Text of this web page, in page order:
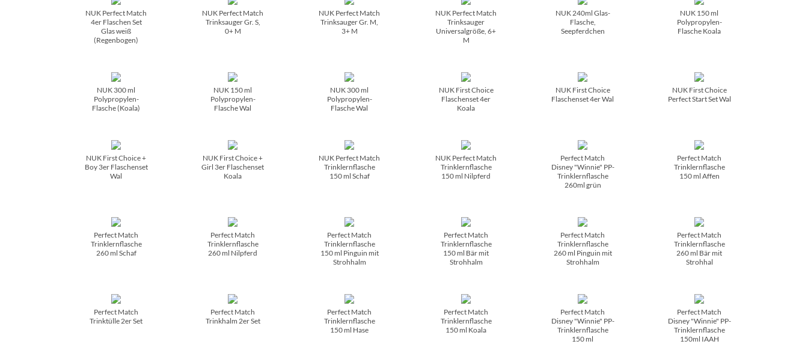
NUK Perfect Match
4er Flaschen Set
Glas weiß
(Regenbogen)
NUK Perfect Match
Trinksauger Gr. S,
0+ M
NUK Perfect Match
Trinksauger Gr. M,
3+ M
NUK Perfect Match
Trinksauger
Universalgröße, 6+
M
NUK 240ml Glas-
Flasche,
Seepferdchen
NUK 150 ml
Polypropylen-
Flasche Koala
NUK 300 ml
Polypropylen-
Flasche (Koala)
NUK 150 ml
Polypropylen-
Flasche Wal
NUK 300 ml
Polypropylen-
Flasche Wal
NUK First Choice
Flaschenset 4er
Koala
NUK First Choice
Flaschenset 4er Wal
NUK First Choice
Perfect Start Set Wal
NUK First Choice +
Boy 3er Flaschenset
Wal
NUK First Choice +
Girl 3er Flaschenset
Koala
NUK Perfect Match
Trinklernflasche
150 ml Schaf
NUK Perfect Match
Trinklernflasche
150 ml Nilpferd
Perfect Match
Disney "Winnie" PP-
Trinklernflasche
260ml grün
Perfect Match
Trinklernflasche
150 ml Affen
Perfect Match
Trinklernflasche
260 ml Schaf
Perfect Match
Trinklernflasche
260 ml Nilpferd
Perfect Match
Trinklernflasche
150 ml Pinguin mit
Strohhalm
Perfect Match
Trinklernflasche
150 ml Bär mit
Strohhalm
Perfect Match
Trinklernflasche
260 ml Pinguin mit
Strohhalm
Perfect Match
Trinklernflasche
260 ml Bär mit
Strohhal
Perfect Match
Trinktülle 2er Set
Perfect Match
Trinkhalm 2er Set
Perfect Match
Trinklernflasche
150 ml Hase
Perfect Match
Trinklernflasche
150 ml Koala
Perfect Match
Disney "Winnie" PP-
Trinklernflasche
150 ml
Perfect Match
Disney "Winnie" PP-
Trinklernflasche
150ml IAAH